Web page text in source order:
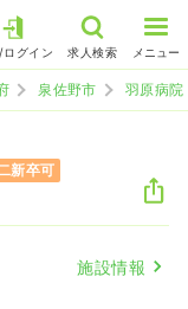
グイン 求人検索 メニュー
泉佐野市 羽原病院
新卒可
施設情報